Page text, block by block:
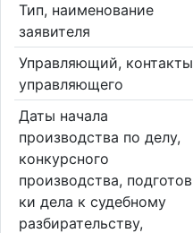
Тип, наименование
заявителя
Управляющий, контакты
управляющего
Даты начала
производства по делу,
конкурсного
производства, подготов
ки дела к судебному
разбирательству,